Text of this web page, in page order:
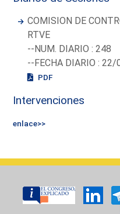
COMISION DE
RTVE
--NUM. DIARIO : 248
--FECHA DIARIO :
PDF
Intervenciones
enlace>>